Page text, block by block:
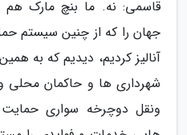
قاسمی: نه. ما بنچ مارک هم
جهان را که از چنین سیستم
آنالیز کردیم، دیدیم که به
شهرداری ها و حاکمان
ونقل دوچرخه سواری